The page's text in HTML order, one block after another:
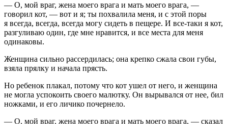
— О, мой враг, жена моего врага и мать моего врага, —
говорил кот, — вот и я; ты похвалила меня, и с этой поры
я всегда, всегда, всегда могу сидеть в пещере. И все-таки я кот,
разгуливаю один, где мне нравится, и все места для меня
одинаковы.
Женщина сильно рассердилась; она крепко сжала свои губы,
взяла прялку и начала прясть.
Но ребенок плакал, потому что кот ушел от него, и женщина
не могла успокоить своего малютку. Он вырывался от нее, бил
ножками, и его личико почернело.
— О, мой враг, жена моего врага и мать моего врага, — сказал